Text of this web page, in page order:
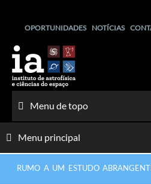
conteúdo
OPORTUNIDADES NOTÍCIAS
Menu de topo
Menu principal
RUMO A UM ESTUDO